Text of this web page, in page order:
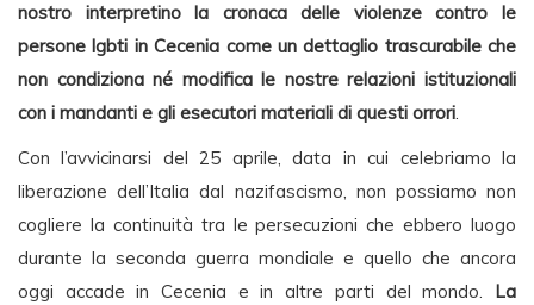
nostro interpretino la cronaca delle violenze contro le
persone lgbti in Cecenia come un dettaglio trascurabile che
non condiziona né modifica le nostre relazioni istituzionali
con i mandanti e gli esecutori materiali di questi orrori.
Con l’avvicinarsi del 25 aprile, data in cui celebriamo la
liberazione dell’Italia dal nazifascismo, non possiamo non
cogliere la continuità tra le persecuzioni che ebbero luogo
durante la seconda guerra mondiale e quello che ancora
oggi accade in Cecenia e in altre parti del mondo.
La